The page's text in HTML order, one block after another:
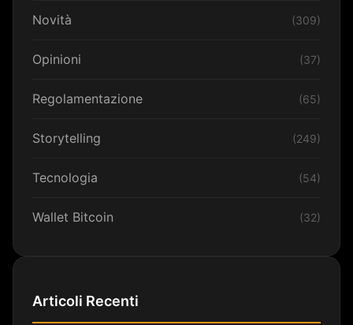
Novità (309)
Opinioni (37)
Regolamentazione (65)
Storytelling (249)
Tecnologia (54)
Wallet Bitcoin (32)
Articoli Recenti